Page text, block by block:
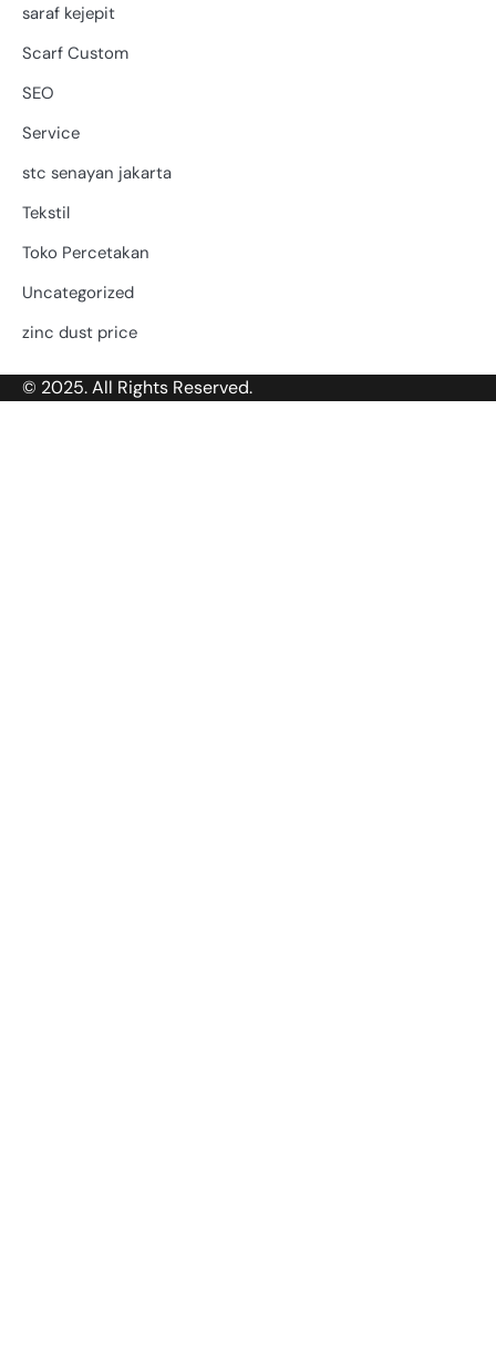
saraf kejepit
Scarf Custom
SEO
Service
stc senayan jakarta
Tekstil
Toko Percetakan
Uncategorized
zinc dust price
© 2025. All Rights Reserved.